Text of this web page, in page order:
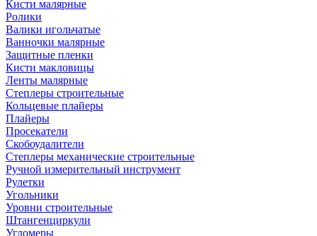
Кисти малярные
Ролики
Валики игольчатые
Ванночки малярные
Защитные пленки
Кисти макловицы
Ленты малярные
Степлеры строительные
Кольцевые плайеры
Плайеры
Просекатели
Скобоудалители
Степлеры механические строительные
Ручной измерительный инструмент
Рулетки
Угольники
Уровни строительные
Штангенциркули
Угломеры